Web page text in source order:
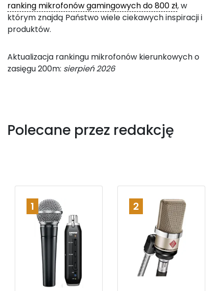
ranking mikrofonów gamingowych do 800 zł, w
którym znajdą Państwo wiele ciekawych inspiracji i
produktów.
Aktualizacja rankingu mikrofonów kierunkowych o
zasięgu 200m: sierpień 2026
Polecane przez redakcję
1 2